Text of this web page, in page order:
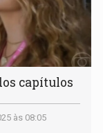
capítulos
às 08:05